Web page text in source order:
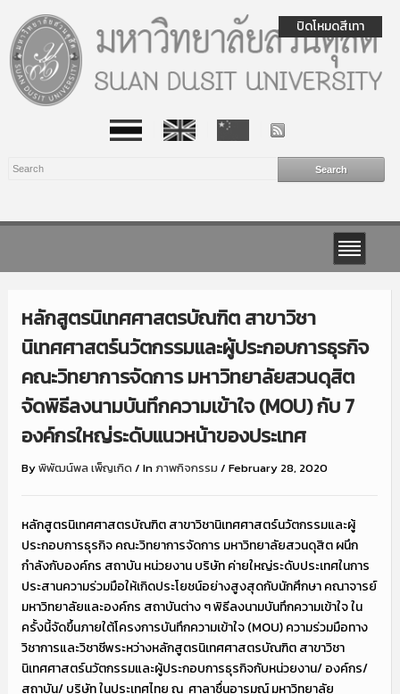
หลักสูตรนิเทศศาสตรบัณฑิต สาขาวิชา
นิเทศศาสตร์นวัตกรรมและผู้ประกอบการธุรกิจ
คณะวิทยาการจัดการ มหาวิทยาลัยสวนดุสิต
จัดพิธีลงนามบันทึกความเข้าใจ (MOU) กับ 7
องค์กรใหญ่ระดับแนวหน้าของประเทศ
Byพิพัฒน์พล เพ็ญเกิด / Inภาพกิจกรรม / February 28, 2020
หลักสูตรนิเทศศาสตรบัณฑิต สาขาวิชานิเทศศาสตร์นวัตกรรมและผู้
ประกอบการธุรกิจ คณะวิทยาการจัดการ มหาวิทยาลัยสวนดุสิต ผนึก
กำลังกับองค์กร สถาบัน หน่วยงาน บริษัท ค่ายใหญ่ระดับประเทศในการ
ประสานความร่วมมือให้เกิดประโยชน์อย่างสูงสุดกับนักศึกษา คณาจารย์
มหาวิทยาลัยและองค์กร สถาบันต่าง ๆ พิธีลงนามบันทึกความเข้าใจ ใน
ครั้งนี้จัดขึ้นภายใต้โครงการบันทึกความเข้าใจ (MOU) ความร่วมมือทาง
วิชาการและวิชาชีพระหว่างหลักสูตรนิเทศศาสตรบัณฑิต สาขาวิชา
นิเทศศาสตร์นวัตกรรมและผู้ประกอบการธุรกิจกับหน่วยงาน/ องค์กร/
สถาบัน/ บริษัท ในประเทศไทย ณ ศาลาชื่นอารมณ์ มหาวิทยาลัย
ปิดโหมดสีเทา